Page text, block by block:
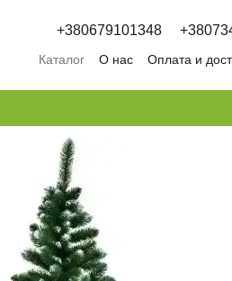
+380679101348
Каталог О нас Оплата и